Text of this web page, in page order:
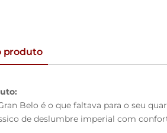
produto
Belo é o que faltava para o seu
de deslumbre imperial com